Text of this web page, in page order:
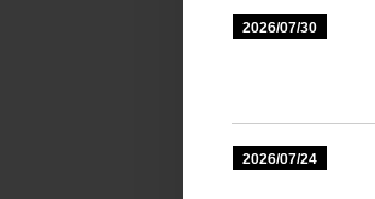
2026/07/30
2026/07/24